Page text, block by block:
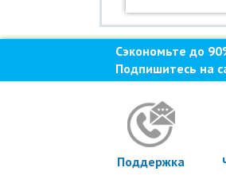
Сэкономьте до
Подпишитесь на
Поддержка